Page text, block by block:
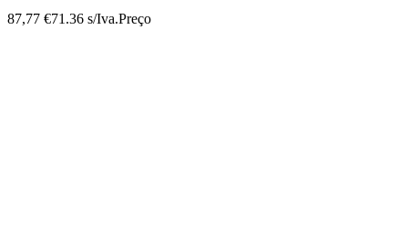
87,77 €71.36 s/Iva.Preço